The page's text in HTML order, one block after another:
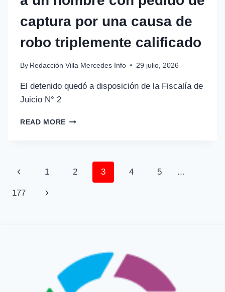
captura por una causa de
robo triplemente calificado
By Redacción Villa Mercedes Info 29 julio, 2026
El detenido quedó a disposición de la Fiscalía de
Juicio N° 2
READ MORE
1 2 3 4 5 …
177